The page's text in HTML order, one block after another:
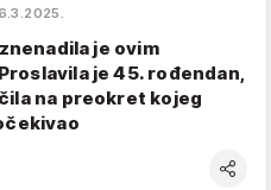
je ovim
je 45. rođendan,
na preokret kojeg